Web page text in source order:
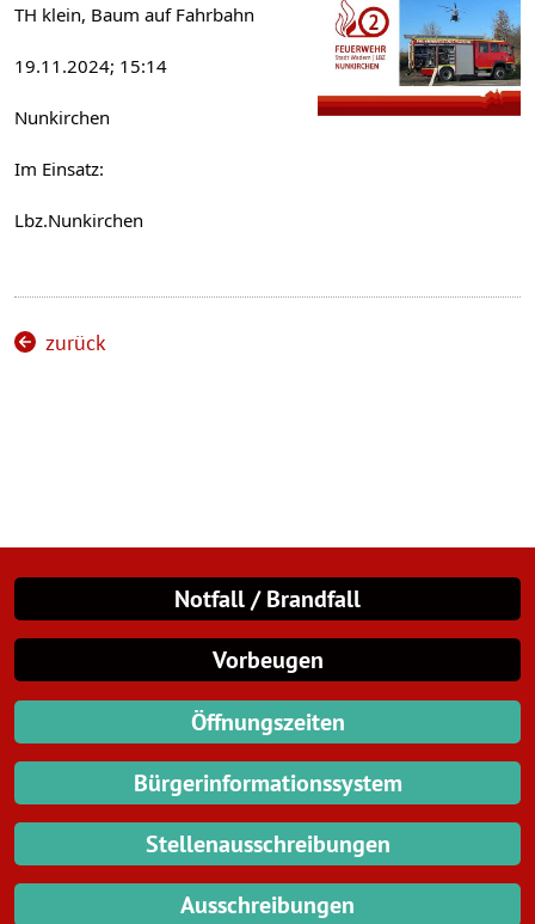
TH klein, Baum auf Fahrbahn
19.11.2024; 15:14
Nunkirchen
Im Einsatz:
Lbz.Nunkirchen
zurück
Notfall / Brandfall
Vorbeugen
Öffnungszeiten
Bürgerinformationssystem
Stellenausschreibungen
Ausschreibungen